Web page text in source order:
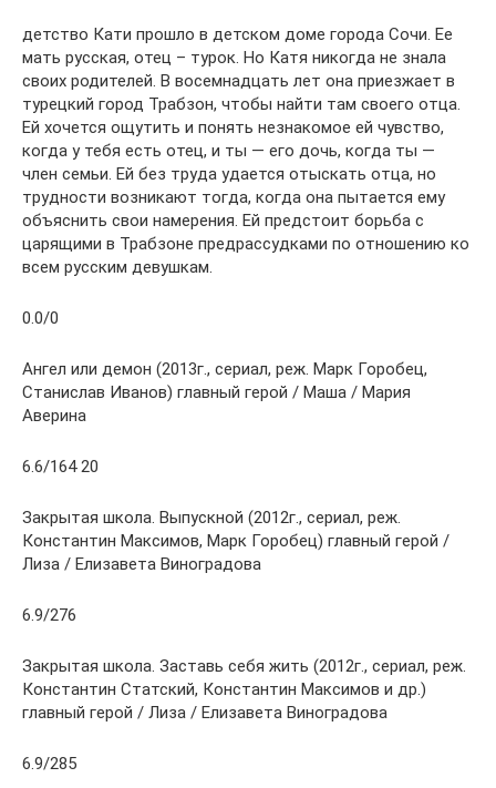
детство Кати прошло в детском доме города Сочи. Ее
мать русская, отец – турок. Но Катя никогда не знала
своих родителей. В восемнадцать лет она приезжает в
турецкий город Трабзон, чтобы найти там своего отца.
Ей хочется ощутить и понять незнакомое ей чувство,
когда у тебя есть отец, и ты — его дочь, когда ты —
член семьи. Ей без труда удается отыскать отца, но
трудности возникают тогда, когда она пытается ему
объяснить свои намерения. Ей предстоит борьба с
царящими в Трабзоне предрассудками по отношению ко
всем русским девушкам.
0.0/0
Ангел или демон (2013г., сериал, реж. Марк Горобец,
Станислав Иванов) главный герой / Маша / Мария
Аверина
6.6/164 20
Закрытая школа. Выпускной (2012г., сериал, реж.
Константин Максимов, Марк Горобец) главный герой /
Лиза / Елизавета Виноградова
6.9/276
Закрытая школа. Заставь себя жить (2012г., сериал, реж.
Константин Статский, Константин Максимов и др.)
главный герой / Лиза / Елизавета Виноградова
6.9/285